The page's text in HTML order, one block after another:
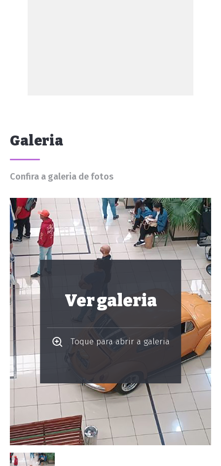
Galeria
Confira a galeria de fotos
Ver galeria
Toque para abrir a galeria